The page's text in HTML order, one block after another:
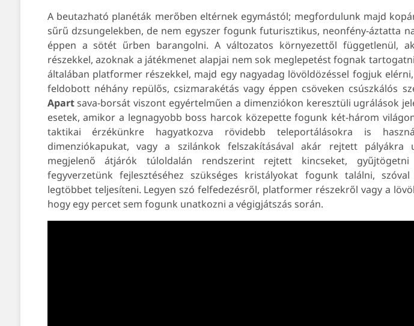
A beutazható planéták merőben eltérnek egymástól; megfordulunk majd
sűrű dzsungelekben, de nem egyszer fogunk futurisztikus, neonfény-áztatta
éppen a sötét űrben barangolni. A változatos környezettől függetlenül,
részekkel, azoknak a játékmenet alapjai nem sok meglepetést fognak
általában platformer részekkel, majd egy nagyadag lövöldözéssel fogjuk
feldobott néhány repülős, csizmarakétás vagy éppen csöveken csúszkálós
Apartsava-borsát viszont egyértelműen a dimenziókon keresztüli ugrálások
esetek, amikor a legnagyobb boss harcok közepette fogunk két-három
taktikai érzékünkre hagyatkozva rövidebb teleportálásokra is
dimenziókapukat, vagy a szilánkok felszakításával akár rejtett pályákra
megjelenő átjárók túloldalán rendszerint rejtett kincseket,
fegyverzetünk fejlesztéséhez szükséges kristályokat fogunk találni,
legtöbbet teljesíteni. Legyen szó felfedezésről, platformer részekről vagy a
hogy egy percet sem fogunk unatkozni a végigjátszás során.